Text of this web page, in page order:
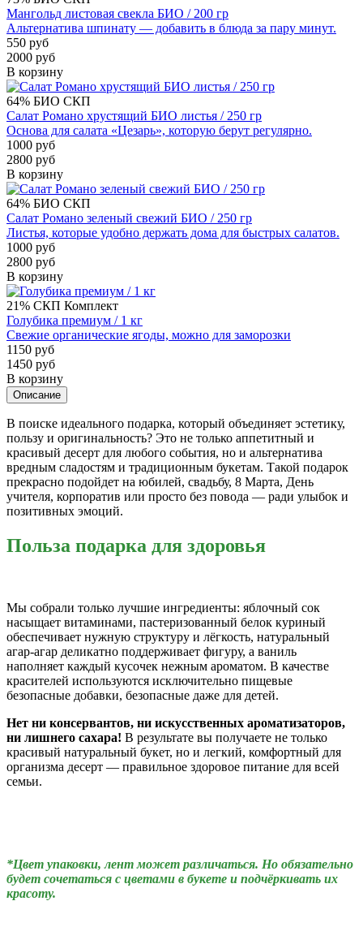
Мангольд листовая свекла БИО / 200 гр
Альтернатива шпинату — добавить в блюда за пару минут.
550 руб
2000 руб
В корзину
64% БИО СКП
Салат Романо хрустящий БИО листья / 250 гр
Основа для салата «Цезарь», которую берут регулярно.
1000 руб
2800 руб
В корзину
64% БИО СКП
Салат Романо зеленый свежий БИО / 250 гр
Листья, которые удобно держать дома для быстрых салатов.
1000 руб
2800 руб
В корзину
21% СКП Комплект
Голубика премиум / 1 кг
Свежие органические ягоды, можно для заморозки
1150 руб
1450 руб
В корзину
Описание
В поиске идеального подарка, который объединяет эстетику,
пользу и оригинальность? Это не только аппетитный и
красивый десерт для любого события, но и альтернатива
вредным сладостям и традиционным букетам. Такой подарок
прекрасно подойдет на юбилей, свадьбу, 8 Марта, День
учителя, корпоратив или просто без повода — ради улыбок и
позитивных эмоций.
Польза подарка для здоровья
Мы собрали только лучшие ингредиенты: яблочный сок
насыщает витаминами, пастеризованный белок куриный
обеспечивает нужную структуру и лёгкость, натуральный
агар-агар деликатно поддерживает фигуру, а ваниль
наполняет каждый кусочек нежным ароматом. В качестве
красителей используются исключительно пищевые
безопасные добавки, безопасные даже для детей.
Нет ни консервантов, ни искусственных ароматизаторов,
ни лишнего сахара! В результате вы получаете не только
красивый натуральный букет, но и легкий, комфортный для
организма десерт — правильное здоровое питание для всей
семьи.
*Цвет упаковки, лент может различаться. Но обязательно
будет сочетаться с цветами в букете и подчёркивать их
красоту.